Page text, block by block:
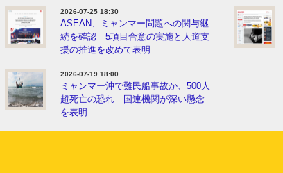
2026-07-25 18:30
ASEAN、ミャンマー問題への関与継
続を確認 5項目合意の実施と人道支
援の推進を改めて表明
2026-07-19 18:00
ミャンマー沖で難民船事故か、500人
超死亡の恐れ 国連機関が深い懸念
を表明